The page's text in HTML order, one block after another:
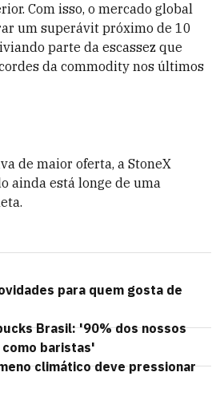
Com isso, o mercado global
um superávit próximo de 10
parte da escassez que
da commodity nos últimos
de maior oferta, a StoneX
ainda está longe de uma
para quem gosta de
Brasil: '90% dos nossos
baristas'
climático deve pressionar